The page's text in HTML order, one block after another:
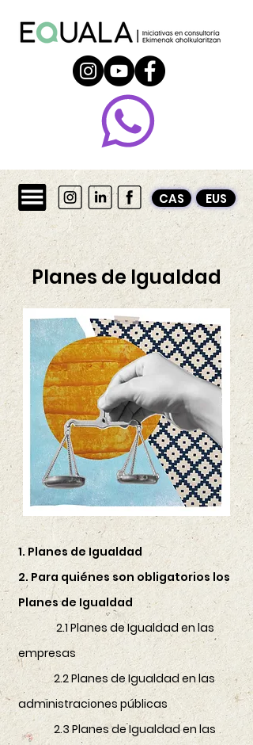
CAS EUS
Planes de Igualdad
1. Planes de Igualdad
2. Para quiénes son obligatorios los
Planes de Igualdad
2.1 Planes de Igualdad en las
empresas
2.2 Planes de Igualdad en las
administraciones públicas
2.3Planes de Igualdad en las